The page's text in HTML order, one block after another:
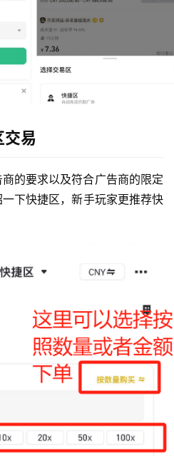
交易
的要求以及符合广告商的限定
下快捷区，新手玩家更推荐快